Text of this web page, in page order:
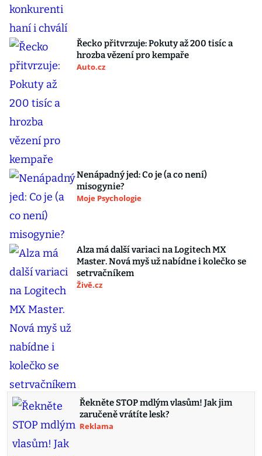
Řecko přitvrzuje: Pokuty až 200 tisíc a
hrozba vězení pro kempaře
Auto.cz
Nenápadný jed: Co je (a co není)
misogynie?
Moje Psychologie
Alza má další variaci na Logitech MX
Master. Nová myš už nabídne i kolečko se
setrvačníkem
Živě.cz
Řekněte STOP mdlým vlasům! Jak jim
zaručeně vrátíte lesk?
Reklama